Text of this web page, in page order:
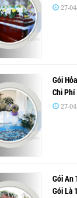
27-
Gói
Chi Phí
27-
Gói An
Gói Là